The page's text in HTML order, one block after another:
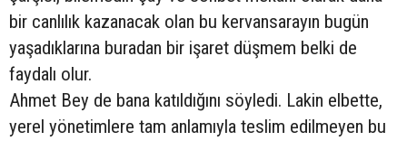
bir canlılık kazanacak olan bu kervansarayın bugün
yaşadıklarına buradan bir işaret düşmem belki de
faydalı olur.
Ahmet Bey de bana katıldığını söyledi. Lakin elbette,
yerel yönetimlere tam anlamıyla teslim edilmeyen bu